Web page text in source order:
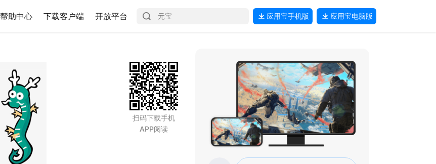
帮助中心 下载客户端 开放平台 应用宝手机版 应用宝电脑版
扫码下载手机
APP阅读